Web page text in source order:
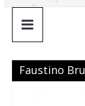
Faustino